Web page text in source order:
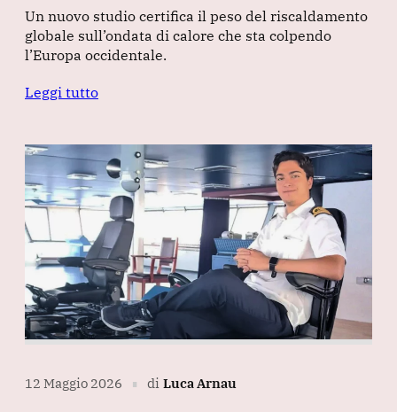
Un nuovo studio certifica il peso del riscaldamento
globale sull’ondata di calore che sta colpendo
l’Europa occidentale.
Leggi tutto
12 Maggio 2026 ∎ di Luca Arnau